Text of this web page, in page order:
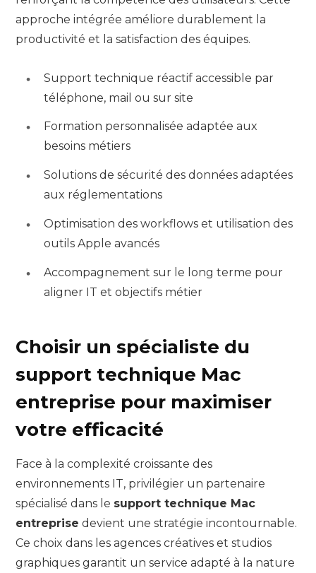
approche intégrée améliore durablement la
productivité et la satisfaction des équipes.
Support technique réactif accessible par
téléphone, mail ou sur site
Formation personnalisée adaptée aux
besoins métiers
Solutions de sécurité des données adaptées
aux réglementations
Optimisation des workflows et utilisation des
outils Apple avancés
Accompagnement sur le long terme pour
aligner IT et objectifs métier
Choisir un spécialiste du
support technique Mac
entreprise pour maximiser
votre efficacité
Face à la complexité croissante des
environnements IT, privilégier un partenaire
spécialisé dans le support technique Mac
entreprise devient une stratégie incontournable.
Ce choix dans les agences créatives et studios
graphiques garantit un service adapté à la nature